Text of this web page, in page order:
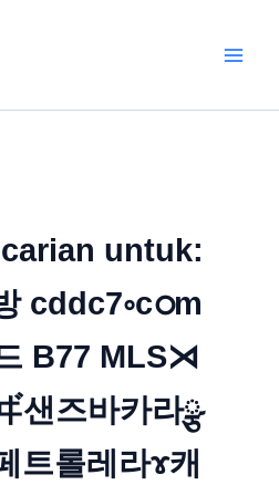
untuk:
cddc7༚cഠm
B77 MLS⋊
샌즈바카라ྩ
트롤레라ɤ캐